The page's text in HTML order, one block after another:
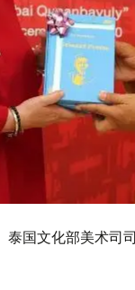
泰国文化部美术司